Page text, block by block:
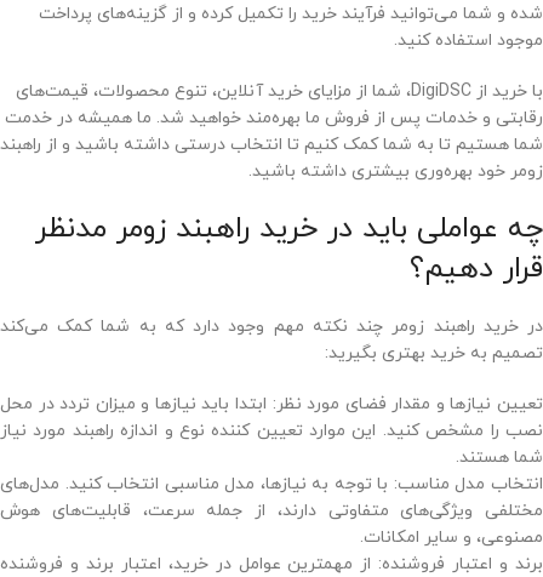
شده و شما می‌توانید فرآیند خرید را تکمیل کرده و از گزینه‌های پرداخت
موجود استفاده کنید.
با خرید از DigiDSC، شما از مزایای خرید آنلاین، تنوع محصولات، قیمت‌های
رقابتی و خدمات پس از فروش ما بهره‌مند خواهید شد. ما همیشه در خدمت
شما هستیم تا به شما کمک کنیم تا انتخاب درستی داشته باشید و از راهبند
زومر خود بهره‌وری بیشتری داشته باشید.
چه عواملی باید در خرید راهبند زومر مدنظر
قرار دهیم؟
در خرید راهبند زومر چند نکته مهم وجود دارد که به شما کمک می‌کند
تصمیم به خرید بهتری بگیرید:
تعیین نیازها و مقدار فضای مورد نظر: ابتدا باید نیازها و میزان تردد در محل
نصب را مشخص کنید. این موارد تعیین کننده نوع و اندازه راهبند مورد نیاز
شما هستند.
انتخاب مدل مناسب: با توجه به نیازها، مدل مناسبی انتخاب کنید. مدل‌های
مختلفی ویژگی‌های متفاوتی دارند، از جمله سرعت، قابلیت‌های هوش
مصنوعی، و سایر امکانات.
برند و اعتبار فروشنده: از مهمترین عوامل در خرید، اعتبار برند و فروشنده